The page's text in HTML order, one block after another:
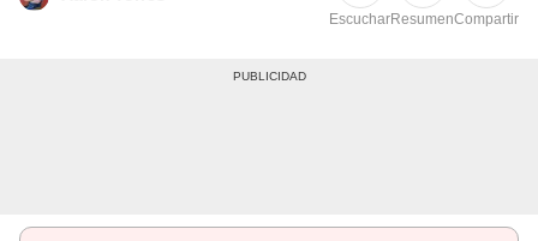
EscucharResumenCompartir